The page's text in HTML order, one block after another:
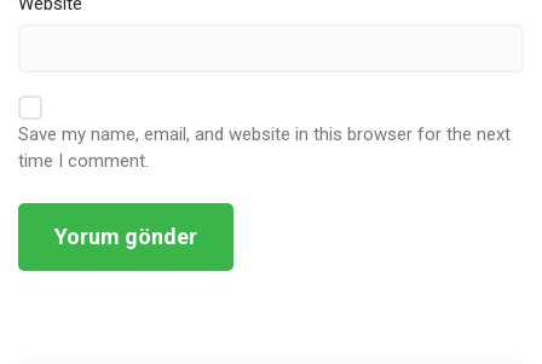
Save my name, email, and website in this browser for the next
time I comment.